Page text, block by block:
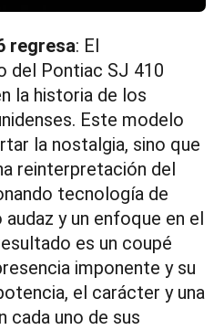
regresa: El
del Pontiac SJ 410
la historia de los
Este modelo
la nostalgia, sino que
reinterpretación del
tecnología de
audaz y un enfoque en el
es un coupé
imponente y su
el carácter y una
cada uno de sus